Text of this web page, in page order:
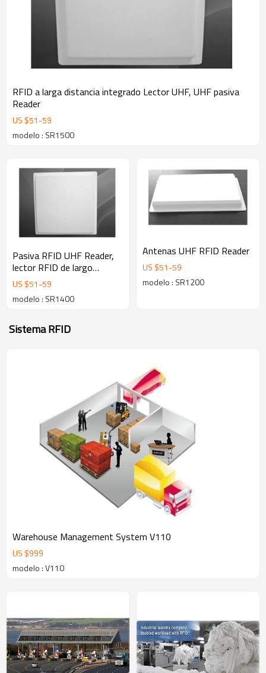
RFID a larga distancia integrado Lector UHF, UHF pasiva
Reader
US $51-59
modelo : SR1500
Pasiva RFID UHF Reader,
lector RFID de largo
alcance
US $51-59
modelo : SR1400
Antenas UHF RFID Reader
US $51-59
modelo : SR1200
Sistema RFID
Warehouse Management System V110
US $999
modelo : V110